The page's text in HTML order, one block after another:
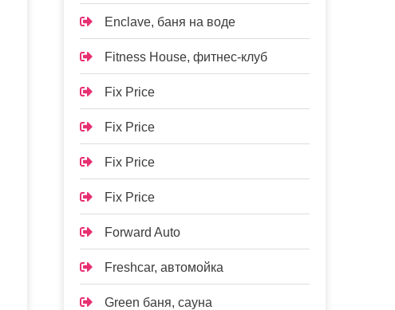
Enclave, баня на воде
Fitness House, фитнес-клуб
Fix Price
Fix Price
Fix Price
Fix Price
Forward Auto
Freshcar, автомойка
Green баня, сауна